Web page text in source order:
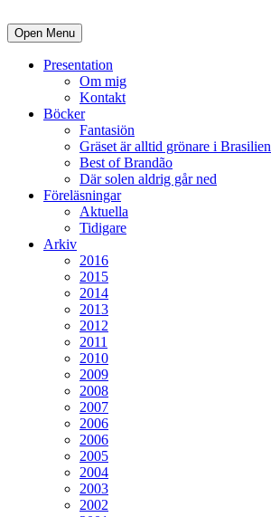
Open Menu
Presentation
Om mig
Kontakt
Böcker
Fantasiön
Gräset är alltid grönare i Brasilien
Best of Brandão
Där solen aldrig går ned
Föreläsningar
Aktuella
Tidigare
Arkiv
2016
2015
2014
2013
2012
2011
2010
2009
2008
2007
2006
2006
2005
2004
2003
2002